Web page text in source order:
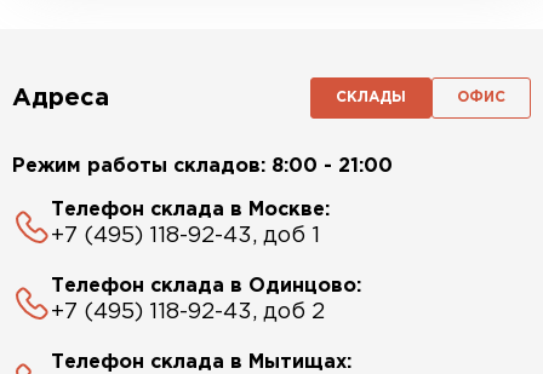
Адреса СКЛАДЫ ОФИС
Режим работы складов: 8:00 - 21:00
Телефон склада в Москве:
+7 (495) 118-92-43, доб 1
Телефон склада в Одинцово:
+7 (495) 118-92-43, доб 2
Телефон склада в Мытищах: